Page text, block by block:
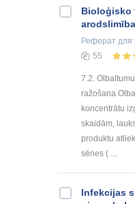
Bioloģisko
Реферат для
55
7.2.
ražošana
koncentrātu
skaidām,
produktu
sēnes ( ...
Infekcijas